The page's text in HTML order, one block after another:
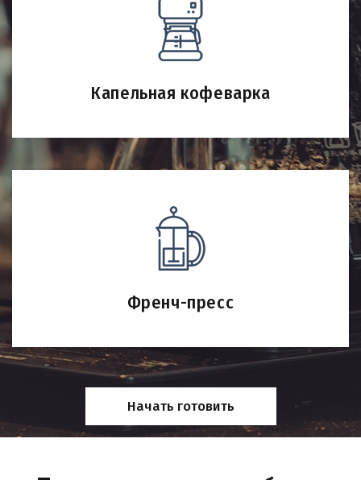
Капельная кофеварка
Френч-пресс
Начать готовить